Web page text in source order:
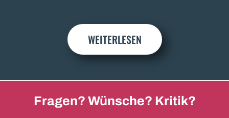
WEITERLESEN
Fragen? Wünsche? Kritik?